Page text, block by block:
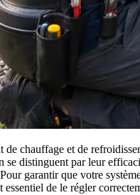
de chauffage et de
se distinguent par leur
garantir que votre
essentiel de le régler